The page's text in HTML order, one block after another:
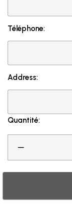
Téléphone:
Address:
Quantité: